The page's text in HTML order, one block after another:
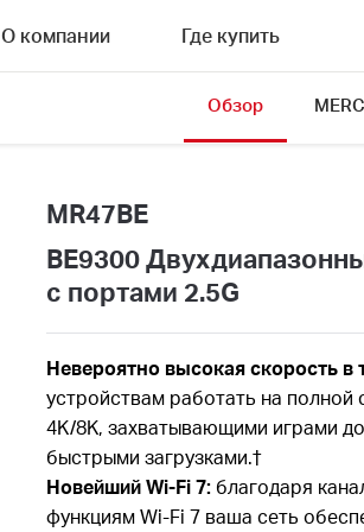
О компании Где купить
Обзор
MR47BE
BE9300
с портами 2.5G
Невероятно высокая скорость в
устройствам работать на
4K/8K, захватывающими играми
быстрыми загрузками.†
Новейший Wi-Fi 7:благодаря
функциям Wi-Fi 7 ваша сеть